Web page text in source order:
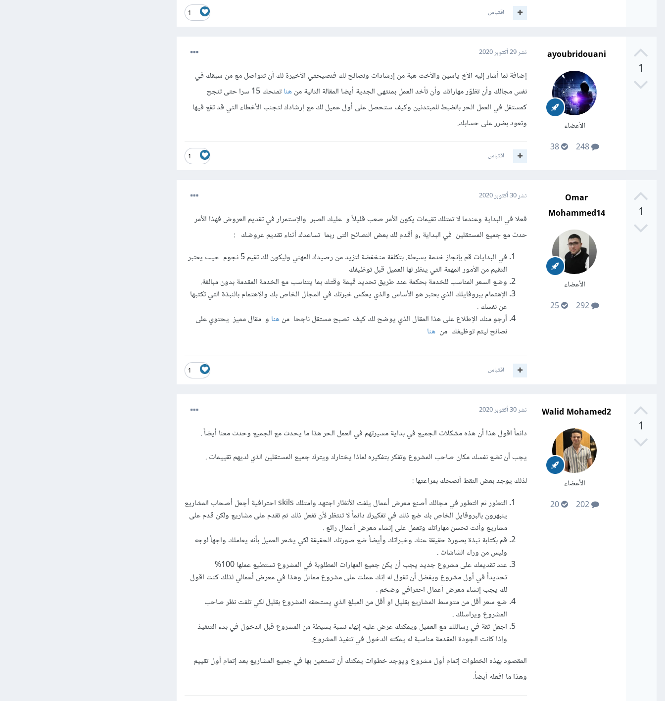
1 اقتباس
1
ayoubridouani
الأعضاء
248
38
نشر29 أكتوبر 2020
إضافة لما أشار إليه الأخ ياسين والأخت هبة من إرشادات ونصائح لك فنصيحتي الأخيرة لك أن تتواصل مع من سبقك في
نفس مجالك وأن تطَوّر مهاراتك وأن تأخد العمل بمنتهى الجدية أيضا المقالة التالية منهنا
تمنحك 15 سرا حتى تنجح
كمستقل في العمل الحر بالضبط للمبتدئين وكيف ستحصل على أول عميل لك مع إرشادك لتجنب الأخطاء التي قد تقع فيها
وتعود بضرر على حسابك.
1 اقتباس
1
Omar
Mohammed14
الأعضاء
292
25
نشر30 أكتوبر 2020
فعلا في البداية وعندما لا تمتلك تقيمات يكون الأمر صعب قليلاً و عليك الصبر والإستمرار في تقديم العروض فهذا الأمر
حدث مع جميع المستقلين في البداية ,و أقدم لك بعض النصائح التى ربما تساعدك أثناء تقديم عروضك :
في البدايات قم بإنجاز خدمة بسيطة. بتكلفة منخفضة لتزيد من رصيدك المهني وليكون لك تقيم 5 نجوم حيث يعتبر
التقيم من الأمور المهمة التي ينظر لها العميل قبل توظيفك
وضع السعر المناسب للخدمة بحكمة عند طريق تحديد قيمة وقتك بما يتناسب مع الخدمة المقدمة بدون مبالغة.
الإهتمام ببروفايلك الذي بعتبر هو الأساس والذي يعكس خبرتك في المجال الخاص بك والإهتمام بالنبذة التي تكتبها
عن نفسك .
أرجو منك الإطلاع على هذا المقال الذي يوضح لك كيف تصبح مستقل ناجحا منهنا و مقال مميز يحتوي على
نصائح ليتم توظيفك من هنا
1 اقتباس
1
Walid Mohamed2
الأعضاء
202
20
نشر30 أكتوبر 2020
دائماً اقول هذا أن هذه مشكلات الجميع في بداية مسيرتهم في العمل الحر هذا ما يحدث مع الجميع وحدث معنا أيضاً .
يجب أن تضع نفسك مكان صاحب المشروع وتفكر بتفكيره لماذا يختارك ويترك جميع المستقلين الذي لديهم تقييمات .
لذلك يوجد بعض النقط أنصحك بمراعتها :
التطور ثم التطور في مجالك أصنع معرض أعمال يلفت الأنظار اجتهد وامتلك skils احترافية أجعل أصحاب المشاريع
ينبهرون بالبروفايل الخاص بك ضع ذلك في تفكيرك دائماً لا تنتظر لأن تفعل ذلك ثم تقدم على مشاريع ولكن قدم على
مشاريع وأنت تحسن مهاراتك وتعمل على إنشاء معرض أعمال رائع .
قم بكتابة نبذة بصورة حقيقة عنك وخبراتك وأيضاً ضع صورتك الحقيقة لكي يشعر العميل بأنه يعاملك واجهاً لوجه
وليس من وراء الشاشات .
عند تقديمك على مشروع جديد يجب أن يكن جميع المهارات المطلوبة في المشروع تستطيع عملها 100%
تحديداً في أول مشروع ويفضل أن تقول له إنك عملت على مشروع مماثل وهذا في معرض أعمالي لذلك كنت اقول
لك يجب إنشاء معرض أعمال احترافي وضخم .
ضع سعر أقل من متوسط المشاريع بقليل او أقل من المبلغ الذي يستحقه المشروع بقليل لكي تلفت نظر صاحب
المشروع ويراسلك .
اجعل ثقة في رسائلك مع العميل ويمكنك عرض عليه إنهاء نسبة بسيطة من المشروع قبل الدخول في بدء التنفيذ
وإذا كانت الجودة المقدمة مناسبة له يمكنه الدخول في تنفيذ المشروع.
المقصود بهذه الخطوات إتمام أول مشروع ويوجد خطوات يمكنك أن تستعين بها في جميع المشاريع بعد إتمام أول تقييم
وهذا ما افعله أيضاً.